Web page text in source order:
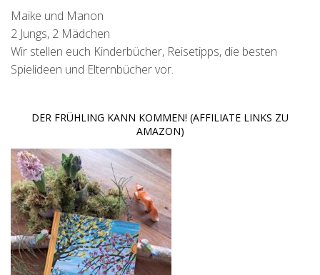
Maike und Manon
2 Jungs, 2 Mädchen
Wir stellen euch Kinderbücher, Reisetipps, die besten
Spielideen und Elternbücher vor.
DER FRÜHLING KANN KOMMEN! (AFFILIATE LINKS ZU
AMAZON)